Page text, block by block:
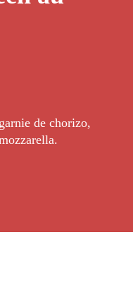
de chorizo,